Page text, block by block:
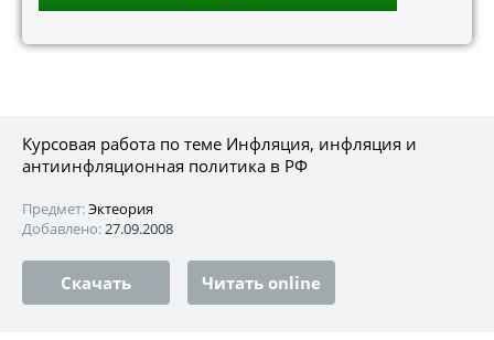
Курсовая работа по теме Инфляция, инфляция и
антиинфляционная политика в РФ
Предмет:Эктеория
Добавлено:27.09.2008
Скачать Читать online